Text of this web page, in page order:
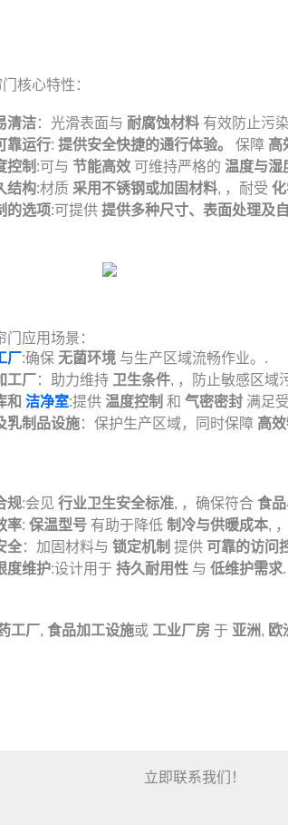
核心特性：
清洁：光滑表面与 耐腐蚀材料 有效防止污
靠运行: 提供安全快捷的通行体验。 保障 高
控制 :可与 节能高效 可维持严格的 温度与湿
结构:材质 采用不锈钢或加固材料, ，耐受
的选项:可提供 提供多种尺寸、表面处理及
应用场景：
厂:确保 无菌环境 与生产区域流畅作业。.
工厂：助力维持 卫生条件, ，防止敏感区域
和 洁净室:提供 温度控制 和 气密密封 满足
乳制品设施：保护生产区域，同时保障 高
规:会见 行业卫生安全标准, ，确保符合 食
率: 保温型号 有助于降低 制冷与供暖成本,
全：加固材料与 锁定机制 提供 可靠的访问
度维护:设计用于 持久耐用性 与 低维护需求.
工厂, 食品加工设施或 工业厂房 于 亚洲, 欧
立即联系我们！